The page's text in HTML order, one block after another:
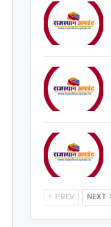
PREV NEXT